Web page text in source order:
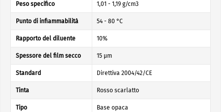
Peso specifico 1,01 - 1,19 g/cm3
Punto di infiammabilità 54 - 80 °C
Rapporto del diluente 10%
Spessore del film secco 15 µm
Standard Direttiva 2004/42/CE
Tinta Rosso scarlatto
Tipo Base opaca